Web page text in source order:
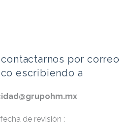
por correo
escribiendo a
de revisión :